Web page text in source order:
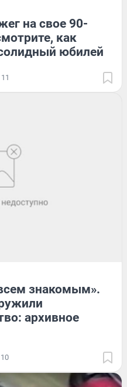
на свое 90-
как
юбилей
11
знакомым».
архивное
10